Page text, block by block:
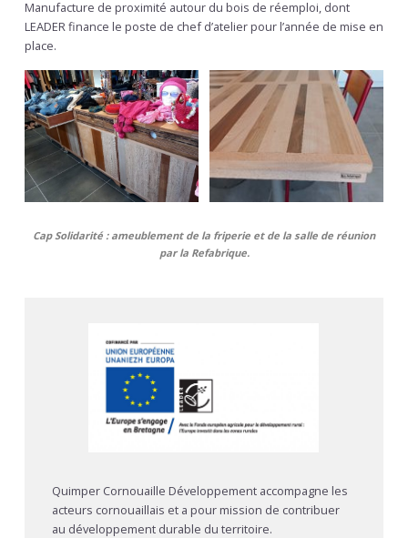
Manufacture de proximité autour du bois de réemploi, dont
LEADER finance le poste de chef d’atelier pour l’année de mise en
place.
Cap Solidarité : ameublement de la friperie et de la salle de réunion
par la Refabrique.
Quimper Cornouaille Développement accompagne les
acteurs cornouaillais et a pour mission de contribuer
au développement durable du territoire.